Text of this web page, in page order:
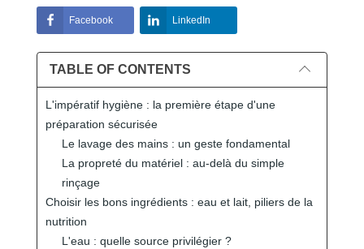
Facebook LinkedIn
TABLE OF CONTENTS
L'impératif hygiène : la première étape d'une
préparation sécurisée
Le lavage des mains : un geste fondamental
La propreté du matériel : au-delà du simple
rinçage
Choisir les bons ingrédients : eau et lait, piliers de la
nutrition
L'eau : quelle source privilégier ?